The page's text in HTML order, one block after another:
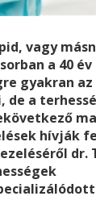
vagy
a 40
gyakran
de a
hívják
dr.